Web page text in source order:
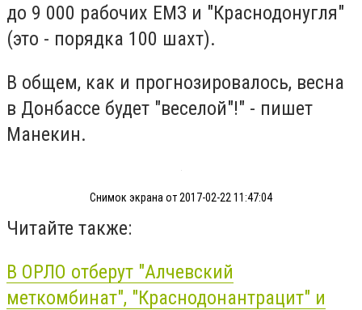
до 9 000 рабочих ЕМЗ и "Краснодонугля"
(это - порядка 100 шахт).
В общем, как и прогнозировалось, весна
в Донбассе будет "веселой"!" - пишет
Манекин.
Снимок экрана от 2017-02-22 11:47:04
Читайте также:
В ОРЛО отберут "Алчевский
меткомбинат", "Краснодонантрацит" и